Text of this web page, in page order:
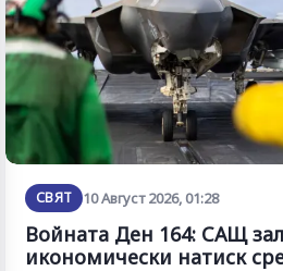
СВЯТ 10 Август 2026, 01:28
Войната Ден 164: САЩ
икономически натиск